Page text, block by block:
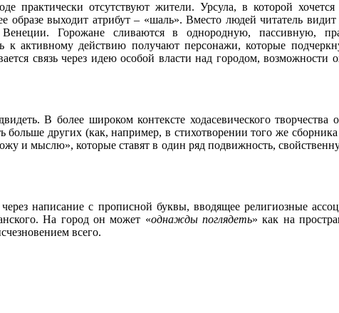
практически отсутствуют жители. Урсула, в которой
образе выходит атрибут – «шаль». Вместо людей читатель
Горожане сливаются в однородную, пассивную,
к активному действию получают персонажи, которые
связь через идею особой власти над городом, возможности
В более широком контексте ходасевического творчества
больше других (как, например, в стихотворении того же
и мыслю», которые ставят в один ряд подвижность,
написание с прописной буквы, вводящее религиозные
На город он может «однажды поглядеть» как на
всего.